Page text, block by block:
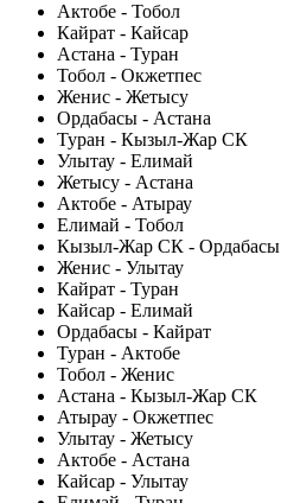
Актобе - Тобол
Кайрат - Кайсар
Астана - Туран
Тобол - Окжетпес
Женис - Жетысу
Ордабасы - Астана
Туран - Кызыл-Жар СК
Улытау - Елимай
Жетысу - Астана
Актобе - Атырау
Елимай - Тобол
Кызыл-Жар СК - Ордабасы
Женис - Улытау
Кайрат - Туран
Кайсар - Елимай
Ордабасы - Кайрат
Туран - Актобе
Тобол - Женис
Астана - Кызыл-Жар СК
Атырау - Окжетпес
Улытау - Жетысу
Актобе - Астана
Кайсар - Улытау